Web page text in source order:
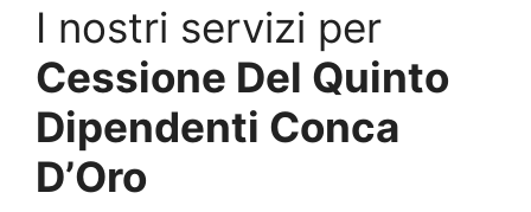
I nostri servizi per
Cessione Del Quinto
Dipendenti Conca
D’Oro